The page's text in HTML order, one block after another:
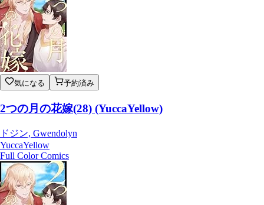
気になる 予約済み
2つの月の花嫁(28) (YuccaYellow)
ドジン, Gwendolyn
YuccaYellow
Full Color Comics